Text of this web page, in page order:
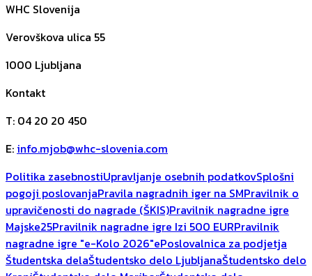
WHC Slovenija
Verovškova ulica 55
1000 Ljubljana
Kontakt
T: 04 20 20 450
E: info.mjob@whc-slovenia.com
Politika zasebnostiUpravljanje osebnih podatkovSplošni
pogoji poslovanjaPravila nagradnih iger na SMPravilnik o
upravičenosti do nagrade (ŠKIS)Pravilnik nagradne igre
Majske25Pravilnik nagradne igre Izi 500 EURPravilnik
nagradne igre "e-Kolo 2026"ePoslovalnica za podjetja
Študentska delaŠtudentsko delo LjubljanaŠtudentsko delo